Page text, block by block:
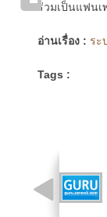
ร่วมเป็นแฟนเ
อ่านเรื่อง : ระ
Tags :